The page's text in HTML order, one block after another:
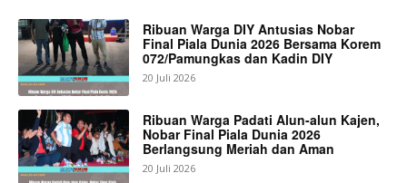
Ribuan Warga DIY Antusias Nobar
Final Piala Dunia 2026 Bersama Korem
072/Pamungkas dan Kadin DIY
20 Juli 2026
Ribuan Warga Padati Alun-alun Kajen,
Nobar Final Piala Dunia 2026
Berlangsung Meriah dan Aman
20 Juli 2026